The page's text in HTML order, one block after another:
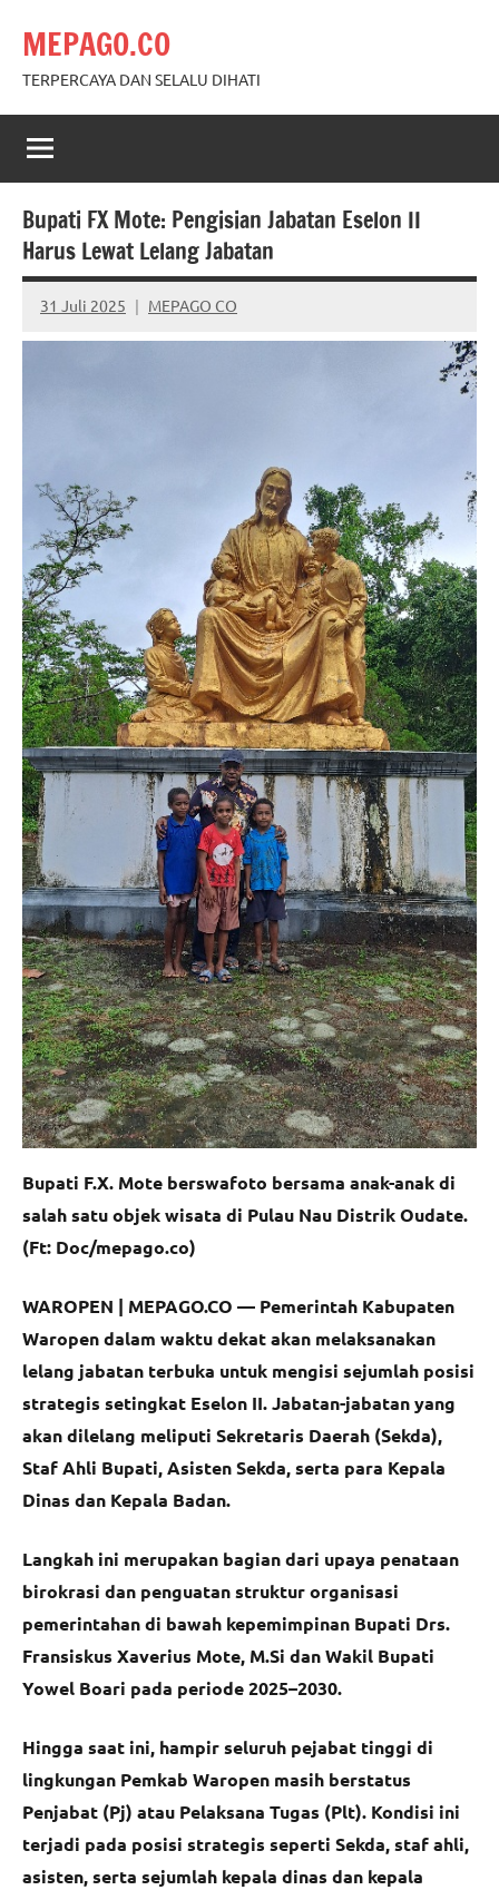
content
MEPAGO.CO
TERPERCAYA DAN SELALU DIHATI
Bupati FX Mote: Pengisian Jabatan Eselon II
Harus Lewat Lelang Jabatan
31 Juli 2025 MEPAGO CO
No
comments
Bupati F.X. Mote berswafoto bersama anak-anak di
salah satu objek wisata di Pulau Nau Distrik Oudate.
(Ft: Doc/mepago.co)
WAROPEN | MEPAGO.CO — Pemerintah Kabupaten
Waropen dalam waktu dekat akan melaksanakan
lelang jabatan terbuka untuk mengisi sejumlah posisi
strategis setingkat Eselon II. Jabatan-jabatan yang
akan dilelang meliputi Sekretaris Daerah (Sekda),
Staf Ahli Bupati, Asisten Sekda, serta para Kepala
Dinas dan Kepala Badan.
Langkah ini merupakan bagian dari upaya penataan
birokrasi dan penguatan struktur organisasi
pemerintahan di bawah kepemimpinan Bupati Drs.
Fransiskus Xaverius Mote, M.Si dan Wakil Bupati
Yowel Boari pada periode 2025–2030.
Hingga saat ini, hampir seluruh pejabat tinggi di
lingkungan Pemkab Waropen masih berstatus
Penjabat (Pj) atau Pelaksana Tugas (Plt). Kondisi ini
terjadi pada posisi strategis seperti Sekda, staf ahli,
asisten, serta sejumlah kepala dinas dan kepala